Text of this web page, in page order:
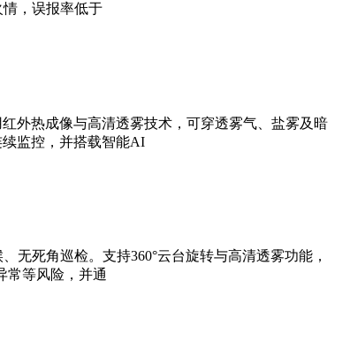
，误报率低于
外热成像与高清透雾技术，可穿透雾气、盐雾及暗
监控，并搭载智能AI
死角巡检。支持360°云台旋转与高清透雾功能，
常等风险，并通